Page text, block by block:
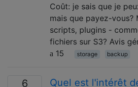
Coût: je sais que je
mais que payez-vous?
scripts, plugins -
fichiers sur S3? Avis
15
storage backup
6
Quel est l'intérêt